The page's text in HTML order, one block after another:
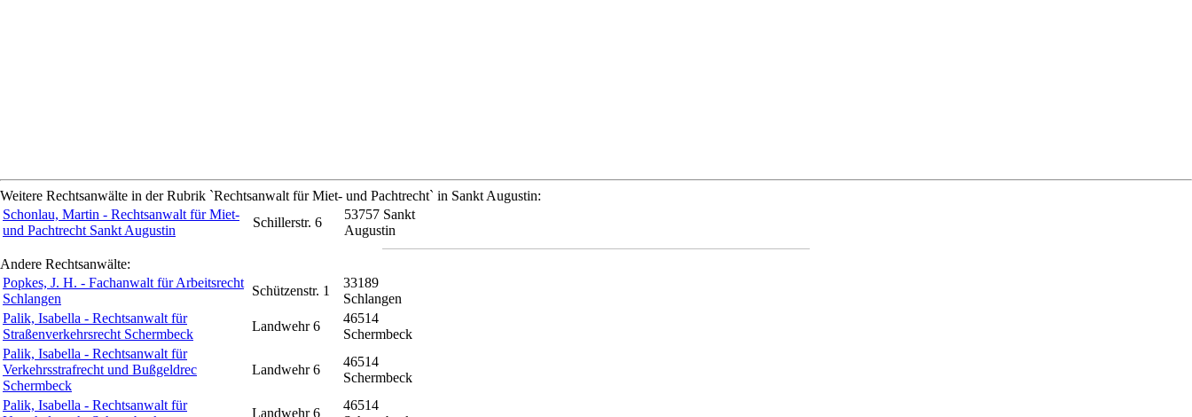
Weitere Rechtsanwälte in der Rubrik `Rechtsanwalt für Miet- und Pachtrecht` in Sankt Augustin:
Schonlau, Martin - Rechtsanwalt für Miet-
und Pachtrecht Sankt Augustin
Schillerstr. 6
53757 Sankt
Augustin
Andere Rechtsanwälte:
Popkes, J. H. - Fachanwalt für Arbeitsrecht
Schlangen
Schützenstr. 1
33189
Schlangen
Palik, Isabella - Rechtsanwalt für
Straßenverkehrsrecht Schermbeck
Landwehr 6
46514
Schermbeck
Palik, Isabella - Rechtsanwalt für
Verkehrsstrafrecht und Bußgeldrec
Schermbeck
Landwehr 6
46514
Schermbeck
Palik, Isabella - Rechtsanwalt für
Landwehr 6
46514